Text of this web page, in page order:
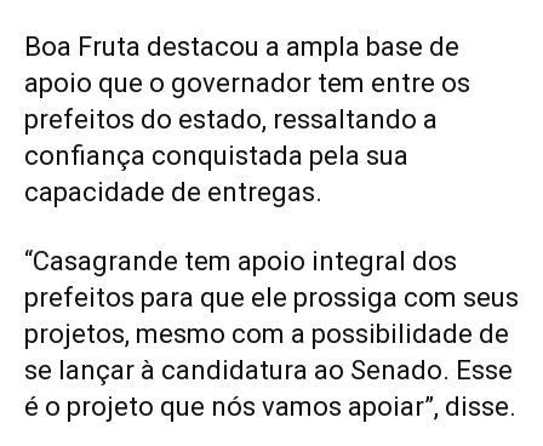
Boa Fruta destacou a ampla base de
apoio que o governador tem entre os
prefeitos do estado, ressaltando a
confiança conquistada pela sua
capacidade de entregas.
“Casagrande tem apoio integral dos
prefeitos para que ele prossiga com seus
projetos, mesmo com a possibilidade de
se lançar à candidatura ao Senado. Esse
é o projeto que nós vamos apoiar”, disse.